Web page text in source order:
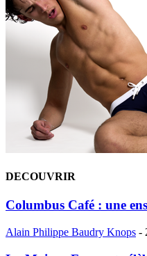
DECOUVRIR
Columbus Café : une
Alain Philippe Baudry Knops -